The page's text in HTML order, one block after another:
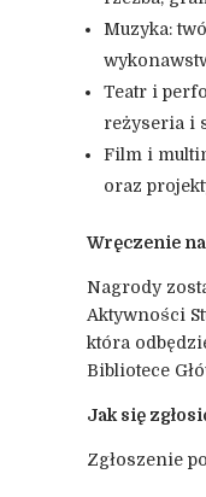
Muzyka:
Teatr i
reżyseria i
Film i
oraz
Wręczenie
Nagrody
Aktywności
która
Bibliotece
Jak się
Zgłoszenie